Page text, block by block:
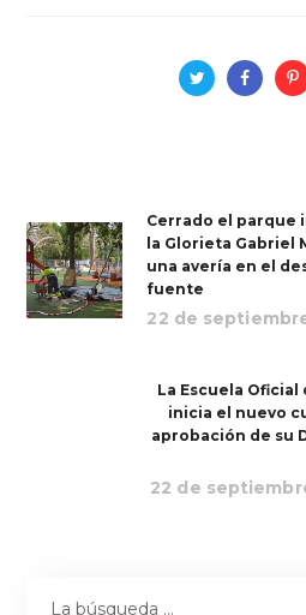
Cerrado el parque
la Glorieta Gabriel
una avería en el
fuente
22 de
La Escuela Oficial
inicia el nuevo
aprobación de su
22 de